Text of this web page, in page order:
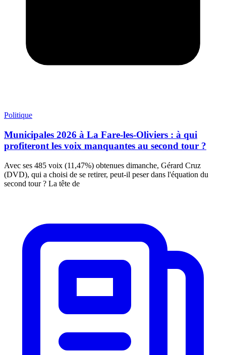
Politique
Municipales 2026 à La Fare-les-Oliviers : à qui
profiteront les voix manquantes au second tour ?
Avec ses 485 voix (11,47%) obtenues dimanche, Gérard Cruz
(DVD), qui a choisi de se retirer, peut-il peser dans l'équation du
second tour ? La tête de